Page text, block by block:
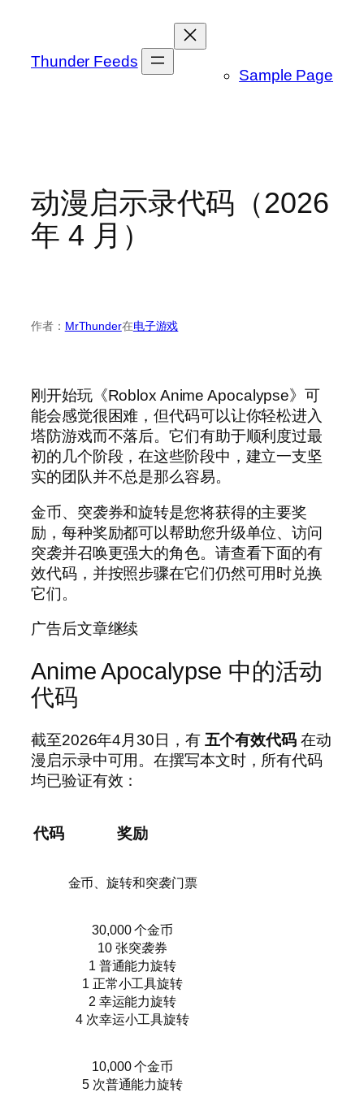
Thunder Feeds
Sample Page
动漫启示录代码（2026
年 4 月）
作者： MrThunder在电子游戏
刚开始玩《Roblox Anime Apocalypse》可
能会感觉很困难，但代码可以让你轻松进入
塔防游戏而不落后。它们有助于顺利度过最
初的几个阶段，在这些阶段中，建立一支坚
实的团队并不总是那么容易。
金币、突袭券和旋转是您将获得的主要奖
励，每种奖励都可以帮助您升级单位、访问
突袭并召唤更强大的角色。请查看下面的有
效代码，并按照步骤在它们仍然可用时兑换
它们。
广告后文章继续
Anime Apocalypse 中的活动
代码
截至2026年4月30日，有 五个有效代码在动
漫启示录中可用。在撰写本文时，所有代码
均已验证有效：
代码 奖励
金币、旋转和突袭门票
30,000 个金币
10 张突袭券
1 普通能力旋转
1 正常小工具旋转
2 幸运能力旋转
4 次幸运小工具旋转
10,000 个金币
5 次普通能力旋转